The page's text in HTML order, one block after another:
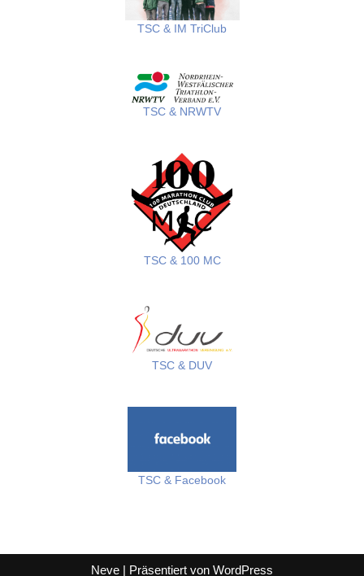
TSC & IM TriClub
TSC & NRWTV
TSC & 100 MC
TSC & DUV
TSC & Facebook
Neve | Präsentiert von WordPress